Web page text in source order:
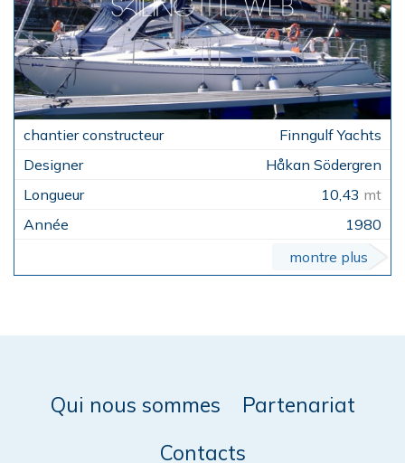
Finngulf Yachts
Håkan Södergren
10,43 mt
1980
montre plus
Qui nous sommes
Partenariat
Contacts